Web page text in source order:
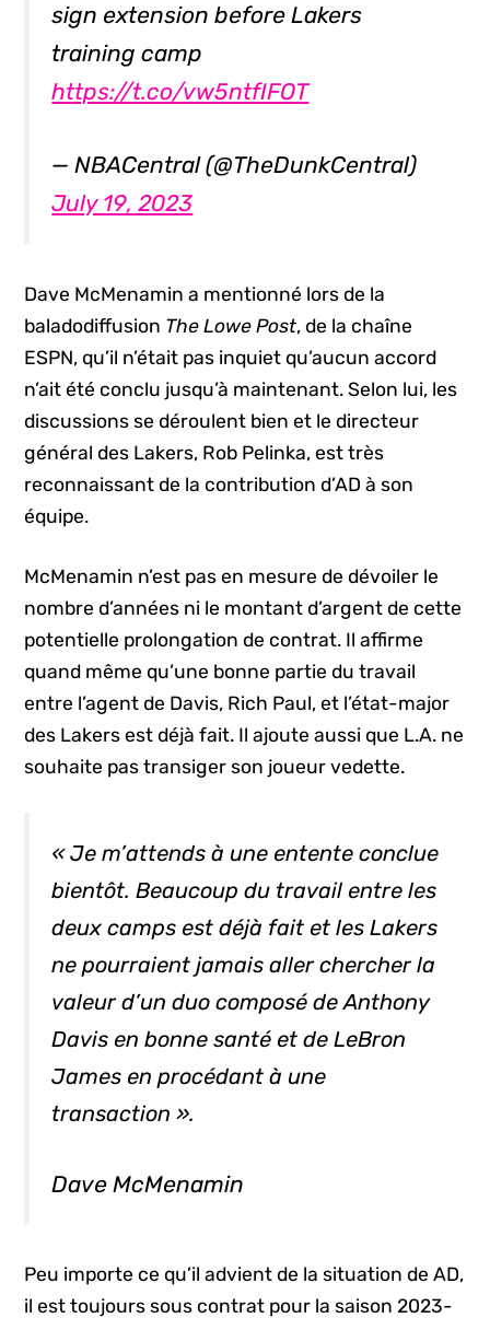
sign extension before Lakers
training camp
https://t.co/vw5ntfIFOT
— NBACentral (@TheDunkCentral)
July 19, 2023
Dave McMenamin a mentionné lors de la
baladodiffusion The Lowe Post, de la chaîne
ESPN, qu’il n’était pas inquiet qu’aucun accord
n’ait été conclu jusqu’à maintenant. Selon lui, les
discussions se déroulent bien et le directeur
général des Lakers, Rob Pelinka, est très
reconnaissant de la contribution d’AD à son
équipe.
McMenamin n’est pas en mesure de dévoiler le
nombre d’années ni le montant d’argent de cette
potentielle prolongation de contrat. Il affirme
quand même qu’une bonne partie du travail
entre l’agent de Davis, Rich Paul, et l’état-major
des Lakers est déjà fait. Il ajoute aussi que L.A. ne
souhaite pas transiger son joueur vedette.
« Je m’attends à une entente conclue
bientôt. Beaucoup du travail entre les
deux camps est déjà fait et les Lakers
ne pourraient jamais aller chercher la
valeur d’un duo composé de Anthony
Davis en bonne santé et de LeBron
James en procédant à une
transaction ».
Dave McMenamin
Peu importe ce qu’il advient de la situation de AD,
il est toujours sous contrat pour la saison 2023-